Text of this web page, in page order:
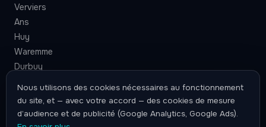
Verviers
Ans
Huy
Waremme
Durbuy
Nous utilisons des cookies nécessaires au fonctionnement
du site, et — avec votre accord — des cookies de mesure
d’audience et de publicité (Google Analytics, Google Ads).